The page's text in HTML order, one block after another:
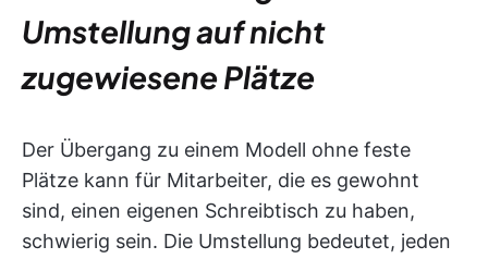
Umstellung auf nicht
zugewiesene Plätze
Der Übergang zu einem Modell ohne feste
Plätze kann für Mitarbeiter, die es gewohnt
sind, einen eigenen Schreibtisch zu haben,
schwierig sein. Die Umstellung bedeutet, jeden